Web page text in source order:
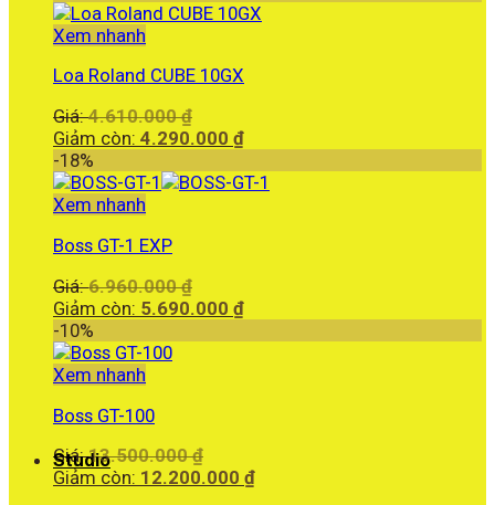
Xem nhanh
Loa Roland CUBE 10GX
Giá:4.610.000₫
gốc
4.610.000 ₫.
Giảm còn: 4.290.000 ₫Giá
tại
-18%
Xem nhanh
Boss GT-1 EXP
Giá:6.960.000₫
gốc
Giảm còn: 5.690.000 ₫Giá
-10%
Xem nhanh
Boss GT-100
Giá:13.500.000₫
gốc
Giảm còn: 12.200.000 ₫Giá
Studio